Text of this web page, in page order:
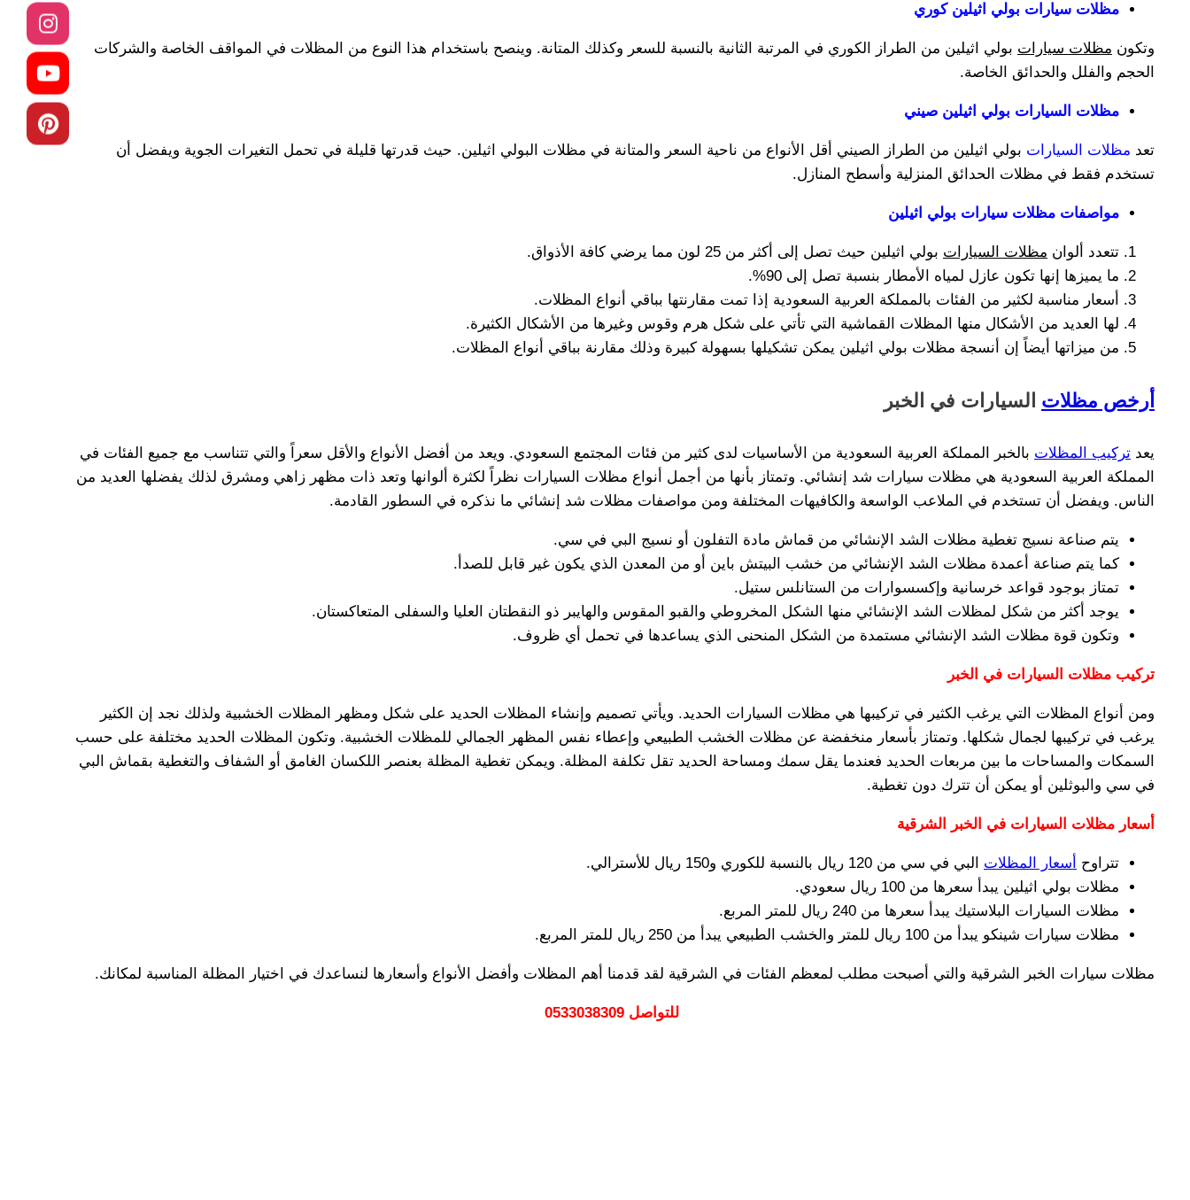
مظلات سيارات بولي اثيلين كوري
وتكون مظلات سيارات بولي اثيلين من الطراز الكوري في المرتبة الثانية بالنسبة للسعر وكذلك المتانة. وينصح باستخدام هذا النوع من المظلات في المواقف الخاصة والشركات
الحجم والفلل والحدائق الخاصة.
مظلات السيارات بولي اثيلين صيني
تعد مظلات السيارات بولي اثيلين من الطراز الصيني أقل الأنواع من ناحية السعر والمتانة في مظلات البولي اثيلين. حيث قدرتها قليلة في تحمل التغيرات الجوية ويفضل أن
تستخدم فقط في مظلات الحدائق المنزلية وأسطح المنازل.
مواصفات مظلات سيارات بولي اثيلين
تتعدد ألوان مظلات السيارات بولي اثيلين حيث تصل إلى أكثر من 25 لون مما يرضي كافة الأذواق.
ما يميزها إنها تكون عازل لمياه الأمطار بنسبة تصل إلى 90%.
أسعار مناسبة لكثير من الفئات بالمملكة العربية السعودية إذا تمت مقارنتها بباقي أنواع المظلات.
لها العديد من الأشكال منها المظلات القماشية التي تأتي على شكل هرم وقوس وغيرها من الأشكال الكثيرة.
من ميزاتها أيضاً إن أنسجة مظلات بولي اثيلين يمكن تشكيلها بسهولة كبيرة وذلك مقارنة بباقي أنواع المظلات.
أرخص مظلات السيارات في الخبر
يعد تركيب المظلات بالخبر المملكة العربية السعودية من الأساسيات لدى كثير من فئات المجتمع السعودي. ويعد من أفضل الأنواع والأقل سعراً والتي تتناسب مع جميع الفئات في
المملكة العربية السعودية هي مظلات سيارات شد إنشائي. وتمتاز بأنها من أجمل أنواع مظلات السيارات نظراً لكثرة ألوانها وتعد ذات مظهر زاهي ومشرق لذلك يفضلها العديد من
الناس. ويفضل أن تستخدم في الملاعب الواسعة والكافيهات المختلفة ومن مواصفات مظلات شد إنشائي ما نذكره في السطور القادمة.
يتم صناعة نسيج تغطية مظلات الشد الإنشائي من قماش مادة التفلون أو نسيج البي في سي.
كما يتم صناعة أعمدة مظلات الشد الإنشائي من خشب البيتش باين أو من المعدن الذي يكون غير قابل للصدأ.
تمتاز بوجود قواعد خرسانية وإكسسوارات من الستانلس ستيل.
يوجد أكثر من شكل لمظلات الشد الإنشائي منها الشكل المخروطي والقبو المقوس والهايبر ذو النقطتان العليا والسفلى المتعاكستان.
وتكون قوة مظلات الشد الإنشائي مستمدة من الشكل المنحنى الذي يساعدها في تحمل أي ظروف.
تركيب مظلات السيارات في الخبر
ومن أنواع المظلات التي يرغب الكثير في تركيبها هي مظلات السيارات الحديد. ويأتي تصميم وإنشاء المظلات الحديد على شكل ومظهر المظلات الخشبية ولذلك نجد إن الكثير
يرغب في تركيبها لجمال شكلها. وتمتاز بأسعار منخفضة عن مظلات الخشب الطبيعي وإعطاء نفس المظهر الجمالي للمظلات الخشبية. وتكون المظلات الحديد مختلفة على حسب
السمكات والمساحات ما بين مربعات الحديد فعندما يقل سمك ومساحة الحديد تقل تكلفة المظلة. ويمكن تغطية المظلة بعنصر اللكسان الغامق أو الشفاف والتغطية بقماش البي
في سي والبوثلين أو يمكن أن تترك دون تغطية.
أسعار مظلات السيارات في الخبر الشرقية
تتراوح أسعار المظلات البي في سي من 120 ريال بالنسبة للكوري و150 ريال للأسترالي.
مظلات بولي اثيلين يبدأ سعرها من 100 ريال سعودي.
مظلات السيارات البلاستيك يبدأ سعرها من 240 ريال للمتر المربع.
مظلات سيارات شينكو يبدأ من 100 ريال للمتر والخشب الطبيعي يبدأ من 250 ريال للمتر المربع.
مظلات سيارات الخبر الشرقية والتي أصبحت مطلب لمعظم الفئات في الشرقية لقد قدمنا أهم المظلات وأفضل الأنواع وأسعارها لنساعدك في اختيار المظلة المناسبة لمكانك.
للتواصل 0533038309